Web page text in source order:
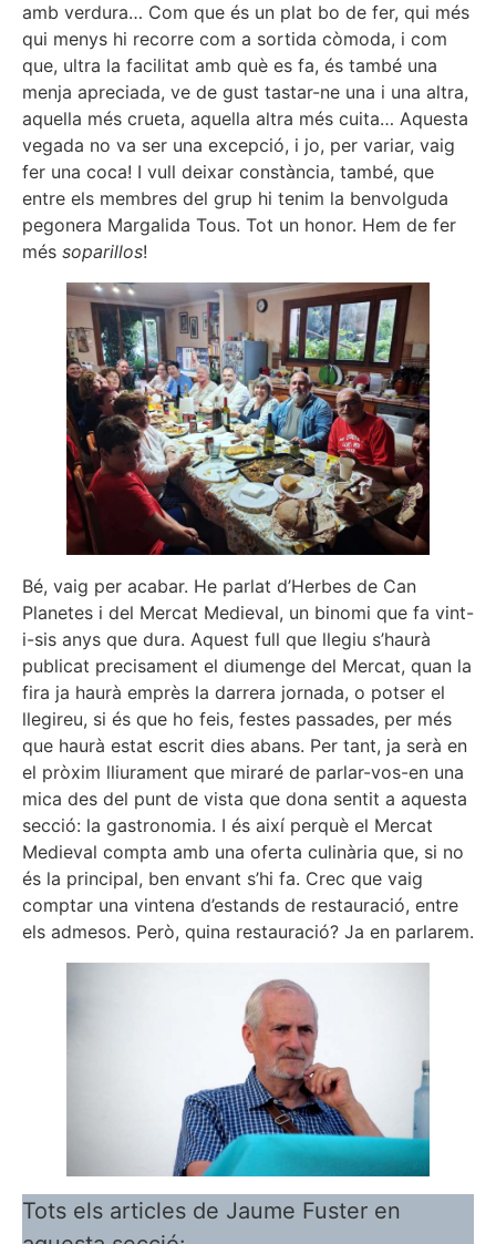
amb verdura… Com que és un plat bo de fer, qui més
qui menys hi recorre com a sortida còmoda, i com
que, ultra la facilitat amb què es fa, és també una
menja apreciada, ve de gust tastar-ne una i una altra,
aquella més crueta, aquella altra més cuita… Aquesta
vegada no va ser una excepció, i jo, per variar, vaig
fer una coca! I vull deixar constància, també, que
entre els membres del grup hi tenim la benvolguda
pegonera Margalida Tous. Tot un honor. Hem de fer
més soparillos!
Bé, vaig per acabar. He parlat d’Herbes de Can
Planetes i del Mercat Medieval, un binomi que fa vint-
i-sis anys que dura. Aquest full que llegiu s’haurà
publicat precisament el diumenge del Mercat, quan la
fira ja haurà emprès la darrera jornada, o potser el
llegireu, si és que ho feis, festes passades, per més
que haurà estat escrit dies abans. Per tant, ja serà en
el pròxim lliurament que miraré de parlar-vos-en una
mica des del punt de vista que dona sentit a aquesta
secció: la gastronomia. I és així perquè el Mercat
Medieval compta amb una oferta culinària que, si no
és la principal, ben envant s’hi fa. Crec que vaig
comptar una vintena d’estands de restauració, entre
els admesos. Però, quina restauració? Ja en parlarem.
Tots els articles de Jaume Fuster en